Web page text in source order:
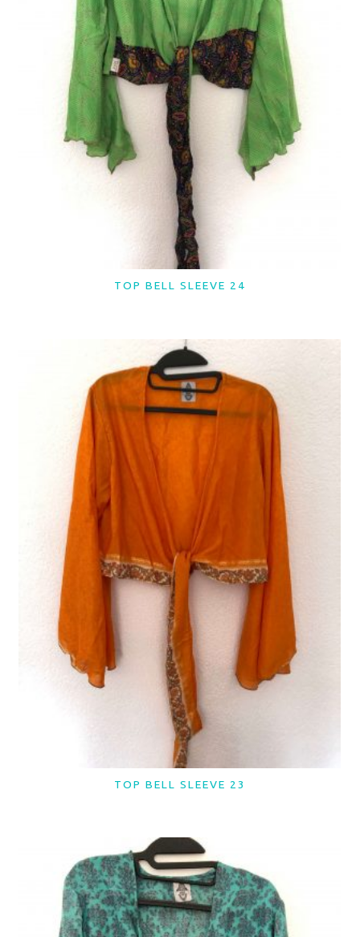
LER MAIS
TOP BELL SLEEVE 24
LER MAIS
TOP BELL SLEEVE 23